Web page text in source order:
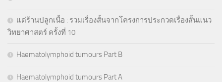
แด่ร้านปลูกเนื้อ : รวมเรื่องสั้นจากโครงการประกวดเรื่องสั้นแนว
วิทยาศาสตร์ ครั้งที่ 10
Haematolymphoid tumours Part B
Haematolymphoid tumours Part A